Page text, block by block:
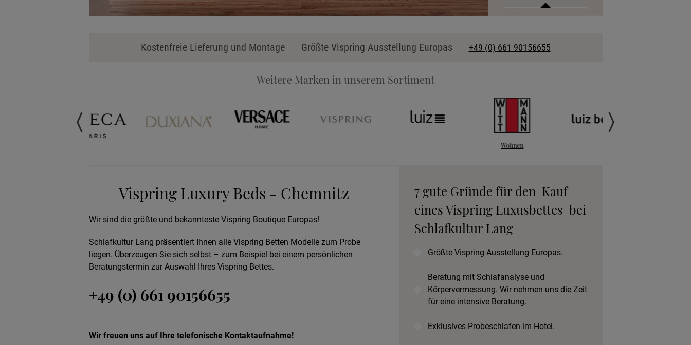
Katalog anfordern
Stoffkollektion anfordern
Telefonische Beratung
anfordern
Beratungstermin
vereinbaren
Probeschlafen im Hotel
Kostenfreie Lieferung und Montage Größte Vispring Ausstellung Europas +49 (0) 661 90156655
Weitere Marken in unserem Sortiment
Vispring Luxury Beds - Chemnitz
Wir sind die größte und bekannteste Vispring Boutique Europas!
Schlafkultur Lang präsentiert Ihnen alle Vispring Betten Modelle zum Probe
liegen. Überzeugen Sie sich selbst – zum Beispiel bei einem persönlichen
Beratungstermin zur Auswahl Ihres Vispring Bettes.
+49 (0) 661 90156655
Wir freuen uns auf Ihre telefonische Kontaktaufnahme!
7 gute Gründe für den Kauf
eines Vispring Luxusbettes bei
Schlafkultur Lang
Größte Vispring Ausstellung Europas.
Beratung mit Schlafanalyse und
Körpervermessung. Wir nehmen uns die Zeit
für eine intensive Beratung.
Exklusives Probeschlafen im Hotel.